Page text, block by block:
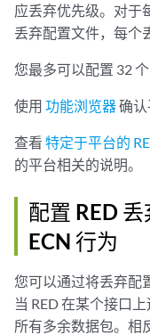
应丢弃优先级。对于
丢弃配置文件，每个
您最多可以配置 32
使用 功能浏览器确认
查看 特定于平台的
的平台相关的说明。
配置 RED
ECN 行为
您可以通过将丢弃配
当 RED 在某个接口
所有多余数据包。相